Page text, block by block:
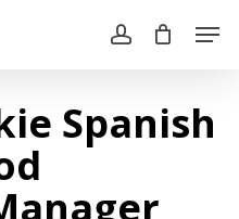
account
Spanish